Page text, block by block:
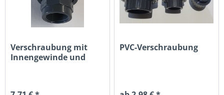
Verschraubung mit
Innengewinde und
PVC-Verschraubung